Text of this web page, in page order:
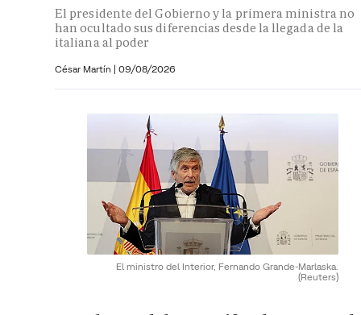
El presidente del Gobierno y la primera ministra no
han ocultado sus diferencias desde la llegada de la
italiana al poder
César Martín | 09/08/2026
El ministro del Interior, Fernando Grande-Marlaska.
(Reuters)